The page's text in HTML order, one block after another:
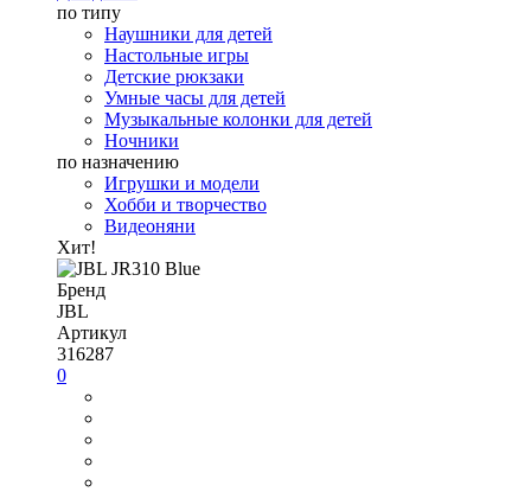
по типу
Наушники для детей
Настольные игры
Детские рюкзаки
Умные часы для детей
Музыкальные колонки для детей
Ночники
по назначению
Игрушки и модели
Хобби и творчество
Видеоняни
Хит!
Бренд
JBL
Артикул
316287
0